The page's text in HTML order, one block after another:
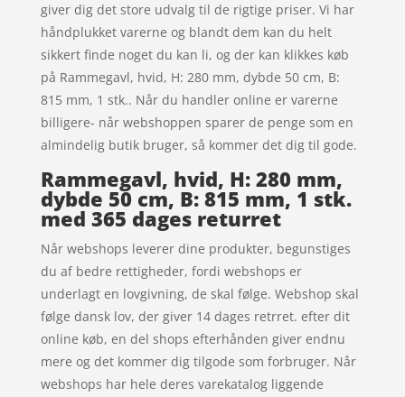
giver dig det store udvalg til de rigtige priser. Vi har
håndplukket varerne og blandt dem kan du helt
sikkert finde noget du kan li, og der kan klikkes køb
på Rammegavl, hvid, H: 280 mm, dybde 50 cm, B:
815 mm, 1 stk.. Når du handler online er varerne
billigere- når webshoppen sparer de penge som en
almindelig butik bruger, så kommer det dig til gode.
Rammegavl, hvid, H: 280 mm,
dybde 50 cm, B: 815 mm, 1 stk.
med 365 dages returret
Når webshops leverer dine produkter, begunstiges
du af bedre rettigheder, fordi webshops er
underlagt en lovgivning, de skal følge. Webshop skal
følge dansk lov, der giver 14 dages retrret. efter dit
online køb, en del shops efterhånden giver endnu
mere og det kommer dig tilgode som forbruger. Når
webshops har hele deres varekatalog liggende